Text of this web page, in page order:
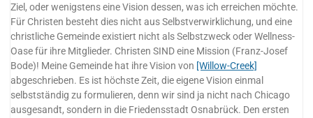
Ziel, oder wenigstens eine Vision dessen, was ich erreichen möchte.
Für Christen besteht dies nicht aus Selbstverwirklichung, und eine
christliche Gemeinde existiert nicht als Selbstzweck oder Wellness-
Oase für ihre Mitglieder. Christen SIND eine Mission (Franz-Josef
Bode)! Meine Gemeinde hat ihre Vision von [Willow-Creek]
abgeschrieben. Es ist höchste Zeit, die eigene Vision einmal
selbstständig zu formulieren, denn wir sind ja nicht nach Chicago
ausgesandt, sondern in die Friedensstadt Osnabrück. Den ersten